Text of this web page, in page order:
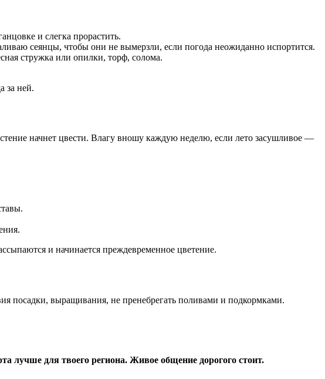
и слегка прорастить.
сеянцы, чтобы они не вымерзли, если погода неожиданно испортится.
стружка или опилки, торф, солома.
за ней.
начнет цвести. Влагу вношу каждую неделю, если лето засушливое —
и начинается преждевременное цветение.
посадки, выращивания, не пренебрегать поливами и подкормками.
лучше для твоего региона. Живое общение дорогого стоит.